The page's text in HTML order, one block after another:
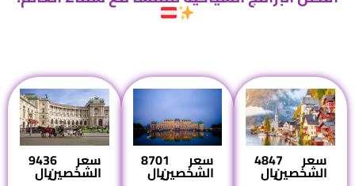
سعر
الشخصين
4847
ريال
سعر
الشخصين
8701
ريال
سعر
الشخصين
9436
ريال